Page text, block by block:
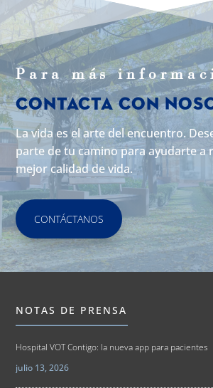
Para más
Contacta con
La vida es el arte del encuentro.
parte de tu camino para ayudarte a
mejor calidad de vida.
CONTÁCTANOS
NOTAS DE PRENSA
Hospital VOT Contigo: la nueva app para pacientes
julio 13, 2026